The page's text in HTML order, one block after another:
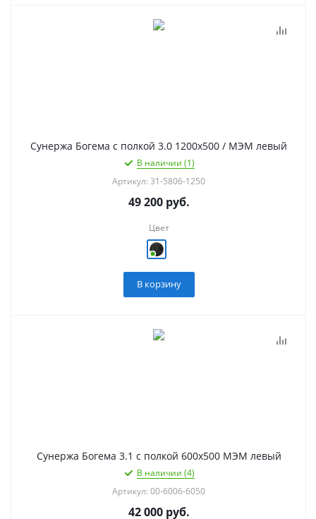
Сунержа Богема с полкой 3.0 1200х500 / МЭМ левый
В наличии (1)
Артикул: 31-5806-1250
49 200руб.
Цвет
В корзину
Сунержа Богема 3.1 с полкой 600х500 МЭМ левый
В наличии (4)
Артикул: 00-6006-6050
42 000руб.